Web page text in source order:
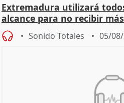
Extremadura utilizará
alcance para no recibir
Sonido Totales 05/